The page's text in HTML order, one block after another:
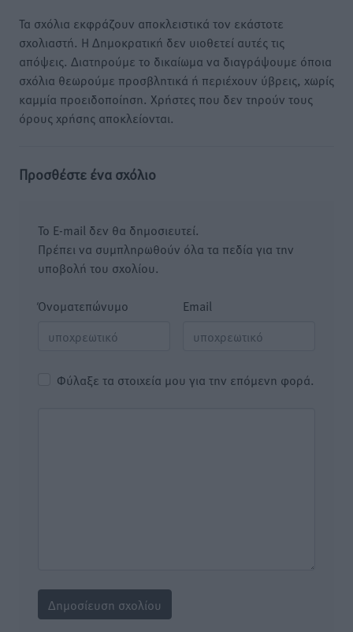
Τα σχόλια εκφράζουν αποκλειστικά τον εκάστοτε
σχολιαστή. Η Δημοκρατική δεν υιοθετεί αυτές τις
απόψεις. Διατηρούμε το δικαίωμα να διαγράψουμε όποια
σχόλια θεωρούμε προσβλητικά ή περιέχουν ύβρεις, χωρίς
καμμία προειδοποίηση. Χρήστες που δεν τηρούν τους
όρους χρήσης αποκλείονται.
Προσθέστε ένα σχόλιο
Το E-mail δεν θα δημοσιευτεί.
Πρέπει να συμπληρωθούν όλα τα πεδία για την
υποβολή του σχολίου.
Όνοματεπώνυμο Email
Φύλαξε τα στοιχεία μου για την επόμενη φορά.